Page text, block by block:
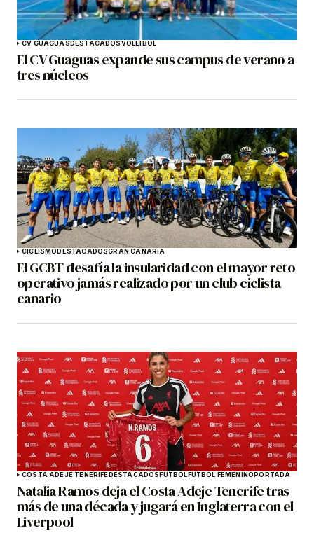
CV GUAGUASDESTACADOSVOLEIBOL
El CV Guaguas expande sus campus de verano a
tres núcleos
CICLISMODESTACADOSGRAN CANARIA
El GCBT desafía la insularidad con el mayor reto
operativo jamás realizado por un club ciclista
canario
COSTA ADEJE TENERIFEDESTACADOSFÚTBOLFÚTBOL FEMENINOPORTADA
Natalia Ramos deja el Costa Adeje Tenerife tras
más de una década y jugará en Inglaterra con el
Liverpool